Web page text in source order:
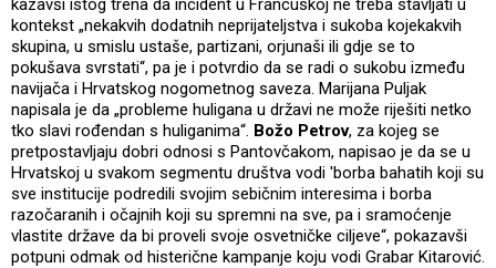
kazavši istog trena da incident u Francuskoj ne treba stavljati u
kontekst „nekakvih dodatnih neprijateljstva i sukoba kojekakvih
skupina, u smislu ustaše, partizani, orjunaši ili gdje se to
pokušava svrstati“, pa je i potvrdio da se radi o sukobu između
navijača i Hrvatskog nogometnog saveza. Marijana Puljak
napisala je da „probleme huligana u državi ne može riješiti netko
tko slavi rođendan s huliganima“. Božo Petrov, za kojeg se
pretpostavljaju dobri odnosi s Pantovčakom, napisao je da se u
Hrvatskoj u svakom segmentu društva vodi 'borba bahatih koji su
sve institucije podredili svojim sebičnim interesima i borba
razočaranih i očajnih koji su spremni na sve, pa i sramoćenje
vlastite države da bi proveli svoje osvetničke ciljeve“, pokazavši
potpuni odmak od histerične kampanje koju vodi Grabar Kitarović.